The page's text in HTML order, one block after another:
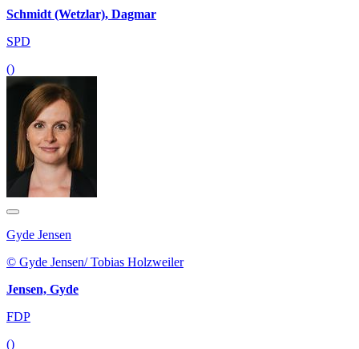
Schmidt (Wetzlar), Dagmar
SPD
()
Gyde Jensen
© Gyde Jensen/ Tobias Holzweiler
Jensen, Gyde
FDP
()